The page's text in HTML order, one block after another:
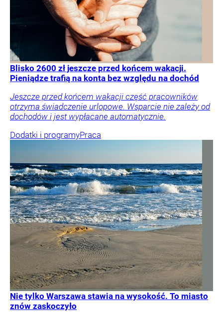
Blisko 2600 zł jeszcze przed końcem wakacji.
Pieniądze trafią na konta bez względu na dochód
Jeszcze przed końcem wakacji część pracowników
otrzyma świadczenie urlopowe. Wsparcie nie zależy od
dochodów i jest wypłacane automatycznie.
Dodatki i programyPraca
Nie tylko Warszawa stawia na wysokość. To miasto
znów zaskoczyło